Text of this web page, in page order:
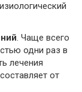
. Чаще всего
одни раз в
лечения
от